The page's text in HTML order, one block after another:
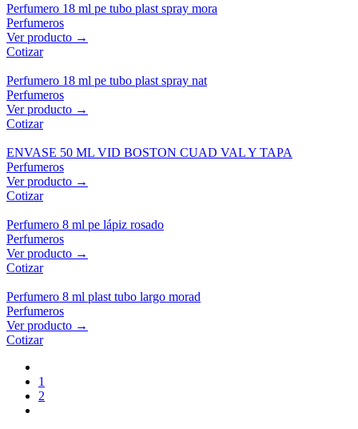
Perfumero 18 ml pe tubo plast spray mora
Perfumeros
Ver producto →
Cotizar
Perfumero 18 ml pe tubo plast spray nat
Perfumeros
Ver producto →
Cotizar
ENVASE 50 ML VID BOSTON CUAD VAL Y TAPA
Perfumeros
Ver producto →
Cotizar
Perfumero 8 ml pe lápiz rosado
Perfumeros
Ver producto →
Cotizar
Perfumero 8 ml plast tubo largo morad
Perfumeros
Ver producto →
Cotizar
1
2